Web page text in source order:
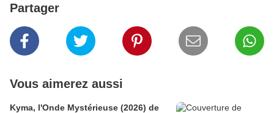
Partager
Vous aimerez aussi
Kyma, l'Onde Mystérieuse (2026) de